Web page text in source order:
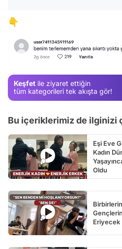
👇
Keşfet ile ziyaret ettiğin
tüm kategorileri tek akışta gör!
Bu içeriklerimiz de ilginizi
Eşi Eve
Kadın
Oldu
Eriyecek